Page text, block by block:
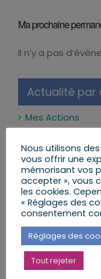
Ma prochaine
Notice
Il n’y a pas
Actualité par
Mes Actions
Réformes et Lois
Mon Agenda
Mes Lettres aux
Mes
Les réseaux
Nous utilisons
vous offrir une
mémorisant vos
accepter », vous
les cookies.
« Réglages des
consentement
Réglages des
Tout rejeter